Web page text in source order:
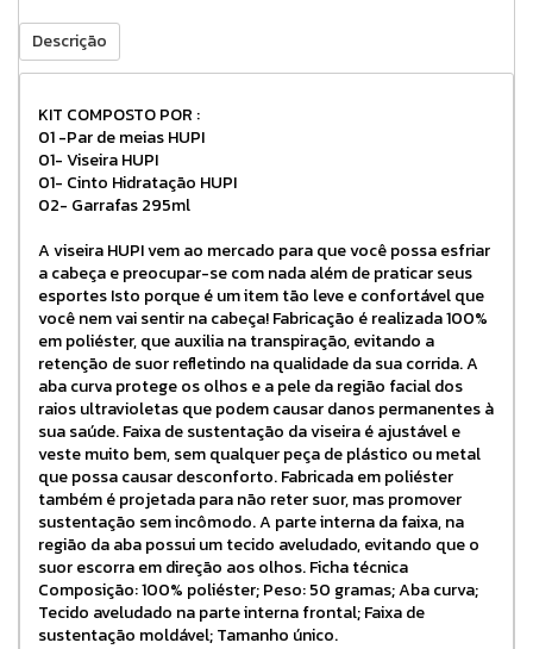
Descrição
KIT COMPOSTO POR :
01 -Par de meias HUPI
01- Viseira HUPI
01- Cinto Hidratação HUPI
02- Garrafas 295ml
A viseira HUPI vem ao mercado para que você possa esfriar
a cabeça e preocupar-se com nada além de praticar seus
esportes Isto porque é um item tão leve e confortável que
você nem vai sentir na cabeça! Fabricação é realizada 100%
em poliéster, que auxilia na transpiração, evitando a
retenção de suor refletindo na qualidade da sua corrida. A
aba curva protege os olhos e a pele da região facial dos
raios ultravioletas que podem causar danos permanentes à
sua saúde. Faixa de sustentação da viseira é ajustável e
veste muito bem, sem qualquer peça de plástico ou metal
que possa causar desconforto. Fabricada em poliéster
também é projetada para não reter suor, mas promover
sustentação sem incômodo. A parte interna da faixa, na
região da aba possui um tecido aveludado, evitando que o
suor escorra em direção aos olhos. Ficha técnica
Composição: 100% poliéster; Peso: 50 gramas; Aba curva;
Tecido aveludado na parte interna frontal; Faixa de
sustentação moldável; Tamanho único.